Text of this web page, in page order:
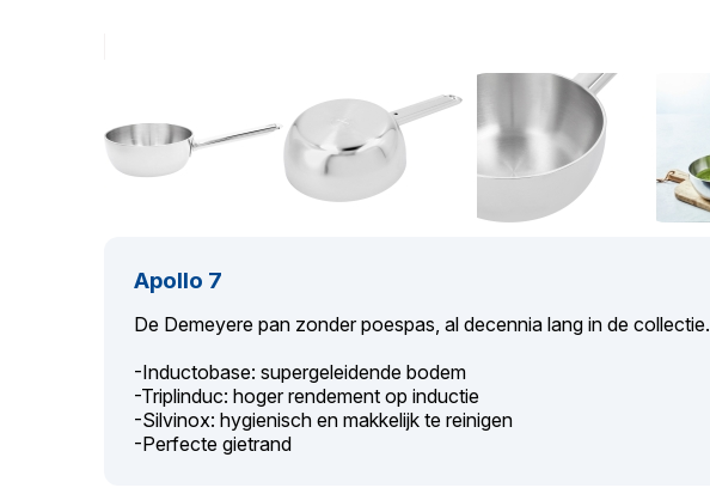
Apollo 7
De Demeyere pan zonder poespas, al decennia lang in de collectie.
-Inductobase: supergeleidende bodem
-Triplinduc: hoger rendement op inductie
-Silvinox: hygienisch en makkelijk te reinigen
-Perfecte gietrand